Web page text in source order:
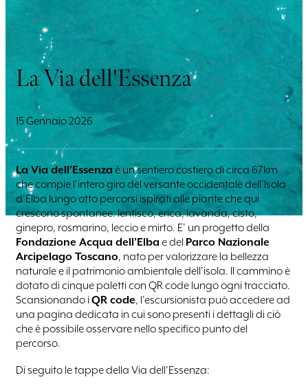
La Via dell'Essenza
15 Gennaio 2026
La Via dell’Essenza è un sentiero costiero di circa 67km
che compie l’intero giro del versante occidentale dell’Isola
d’Elba lungo otto percorsi ispirati alle piante che qui
crescono spontanee: lentisco, erica, lavanda, cisto,
ginepro, rosmarino, leccio e mirto. E’ un progetto della
Fondazione Acqua dell’Elba e del Parco Nazionale
Arcipelago Toscano, nato per valorizzare la bellezza
naturale e il patrimonio ambientale dell’isola. Il cammino è
dotato di cinque paletti con QR code lungo ogni tracciato.
Scansionando i QR code, l’escursionista può accedere ad
una pagina dedicata in cui sono presenti i dettagli di ciò
che è possibile osservare nello specifico punto del
percorso.
Di seguito le tappe della Via dell’Essenza: